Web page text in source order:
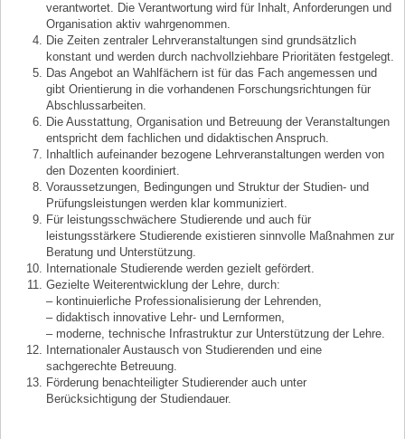
verantwortet. Die Verantwortung wird für Inhalt, Anforderungen und
Organisation aktiv wahrgenommen.
Die Zeiten zentraler Lehrveranstaltungen sind grundsätzlich
konstant und werden durch nachvollziehbare Prioritäten festgelegt.
Das Angebot an Wahlfächern ist für das Fach angemessen und
gibt Orientierung in die vorhandenen Forschungsrichtungen für
Abschlussarbeiten.
Die Ausstattung, Organisation und Betreuung der Veranstaltungen
entspricht dem fachlichen und didaktischen Anspruch.
Inhaltlich aufeinander bezogene Lehrveranstaltungen werden von
den Dozenten koordiniert.
Voraussetzungen, Bedingungen und Struktur der Studien- und
Prüfungsleistungen werden klar kommuniziert.
Für leistungsschwächere Studierende und auch für
leistungsstärkere Studierende existieren sinnvolle Maßnahmen zur
Beratung und Unterstützung.
Internationale Studierende werden gezielt gefördert.
Gezielte Weiterentwicklung der Lehre, durch:
– kontinuierliche Professionalisierung der Lehrenden,
– didaktisch innovative Lehr- und Lernformen,
– moderne, technische Infrastruktur zur Unterstützung der Lehre.
Internationaler Austausch von Studierenden und eine
sachgerechte Betreuung.
Förderung benachteiligter Studierender auch unter
Berücksichtigung der Studiendauer.